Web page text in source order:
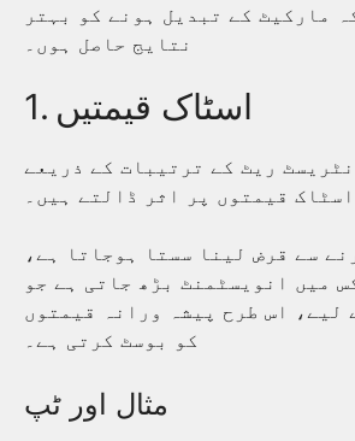
مارکیٹ کے تبدیل ہونے کو بہتر
نتایج حاصل ہوں۔
1. اسٹاک قیمتیں
ریٹ کے ترتیبات کے ذریعے
سے قرض لینا سستا ہوجاتا ہے،
میں انویسٹمنٹ بڑھ جاتی ہے جو
لیے، اس طرح پیشہ ورانہ قیمتوں
کو بوسٹ کرتی ہے۔
مثال اور ٹپ